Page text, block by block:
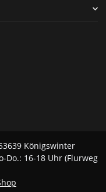
Königswinter
16-18 Uhr (Flurweg